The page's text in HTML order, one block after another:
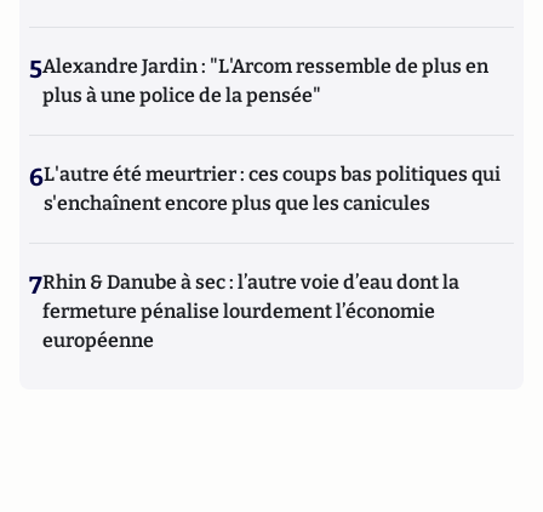
5Alexandre Jardin : "L'Arcom ressemble de plus en
plus à une police de la pensée"
6L'autre été meurtrier : ces coups bas politiques qui
s'enchaînent encore plus que les canicules
7Rhin & Danube à sec : l’autre voie d’eau dont la
fermeture pénalise lourdement l’économie
européenne